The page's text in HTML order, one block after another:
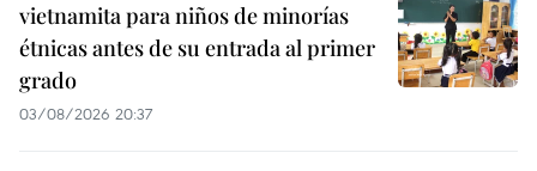
vietnamita para niños de minorías
étnicas antes de su entrada al primer
grado
03/08/2026 20:37